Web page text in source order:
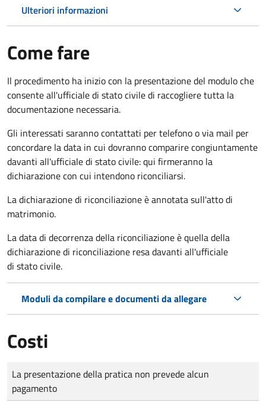
Ulteriori informazioni
Come fare
Il procedimento ha inizio con la presentazione del modulo che
consente all'ufficiale di stato civile di raccogliere tutta la
documentazione necessaria.
Gli interessati saranno contattati per telefono o via mail per
concordare la data in cui dovranno comparire congiuntamente
davanti all'ufficiale di stato civile: qui firmeranno la
dichiarazione con cui intendono riconciliarsi.
La dichiarazione di riconciliazione è annotata sull'atto di
matrimonio.
La data di decorrenza della riconciliazione è quella della
dichiarazione di riconciliazione resa davanti all'ufficiale
di stato civile.
Moduli da compilare e documenti da allegare
Costi
Tipo di pagamento
Importo
La presentazione della pratica non prevede alcun
pagamento